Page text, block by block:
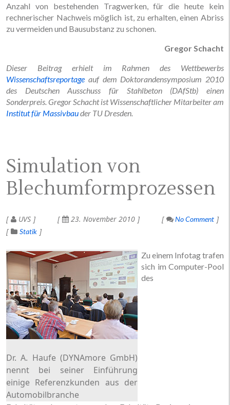
Anzahl von bestehenden Tragwerken, für die heute kein
rechnerischer Nachweis möglich ist, zu erhalten, einen Abriss
zu vermeiden und Bausubstanz zu schonen.
Gregor Schacht
Dieser Beitrag erhielt im Rahmen des Wettbewerbs
Wissenschaftsreportage auf dem Doktorandensymposium 2010
des Deutschen Ausschuss für Stahlbeton (DAfStb) einen
Sonderpreis. Gregor Schacht ist Wissenschaftlicher Mitarbeiter am
Institut für Massivbauder TU Dresden.
Simulation von
Blechumformprozessen
UVS 23. November 2010
No Comment
Statik
Dr. A. Haufe (DYNAmore GmbH)
nennt bei seiner Einführung
einige Referenzkunden aus der
Automobilbranche
Zu einem Infotag trafen
sich im Computer-Pool
des